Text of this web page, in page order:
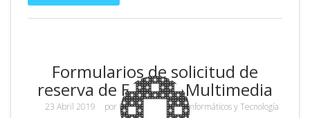
Formularios de solicitud de
reserva de Equipos Multimedia
23 Abril 2019 por Dpto. de Servicios Informáticos y Tecnología